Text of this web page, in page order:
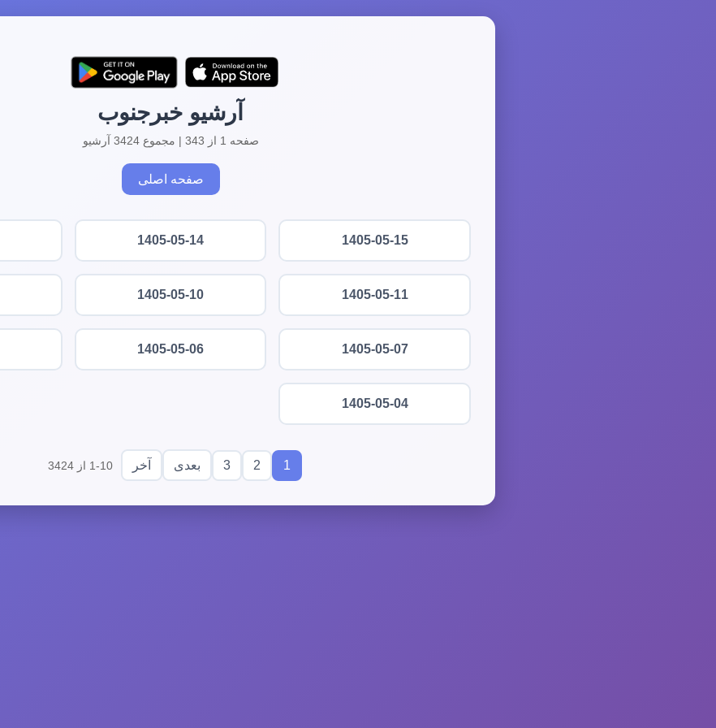
آرشیو خبرجنوب
صفحه 1 از 343 | مجموع 3424 آرشیو
صفحه اصلی
1405-05-15
1405-05-14
1405-05-11
1405-05-10
1405-05-07
1405-05-06
1405-05-04
1
2
3 بعدی آخر 1-10 از 3424